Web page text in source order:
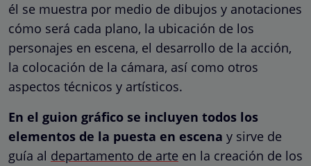
él se muestra por medio de dibujos y anotaciones
cómo será cada plano, la ubicación de los
personajes en escena, el desarrollo de la acción,
la colocación de la cámara, así como otros
aspectos técnicos y artísticos.
En el guion gráfico se incluyen todos los
elementos de la puesta en escena y sirve de
guía al departamento de arte en la creación de los